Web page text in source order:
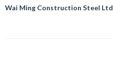
Wai Ming Construction Steel Ltd